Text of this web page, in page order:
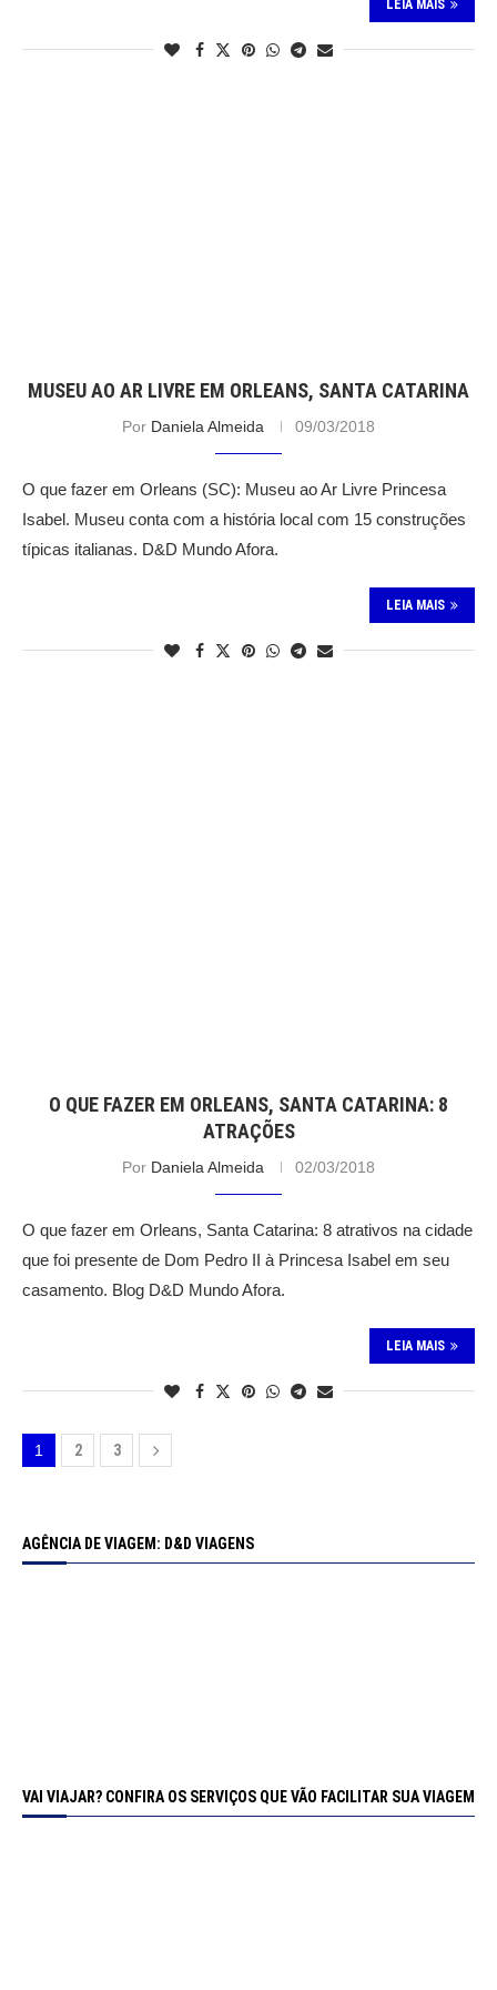
LEIA MAIS
MUSEU AO AR LIVRE EM ORLEANS, SANTA CATARINA
Por Daniela Almeida 09/03/2018
O que fazer em Orleans (SC): Museu ao Ar Livre Princesa
Isabel. Museu conta com a história local com 15 construções
típicas italianas. D&D Mundo Afora.
LEIA MAIS
O QUE FAZER EM ORLEANS, SANTA CATARINA: 8
ATRAÇÕES
Por Daniela Almeida 02/03/2018
O que fazer em Orleans, Santa Catarina: 8 atrativos na cidade
que foi presente de Dom Pedro II à Princesa Isabel em seu
casamento. Blog D&D Mundo Afora.
LEIA MAIS
1 2 3
AGÊNCIA DE VIAGEM: D&D VIAGENS
VAI VIAJAR? CONFIRA OS SERVIÇOS QUE VÃO FACILITAR SUA VIAGEM